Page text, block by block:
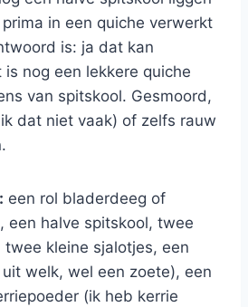
in een quiche verwerkt
is: ja dat kan
nog een lekkere quiche
van spitskool. Gesmoord,
dat niet vaak) of zelfs rauw
een rol bladerdeeg of
een halve spitskool, twee
kleine sjalotjes, een
welk, wel een zoete), een
(ik heb kerrie